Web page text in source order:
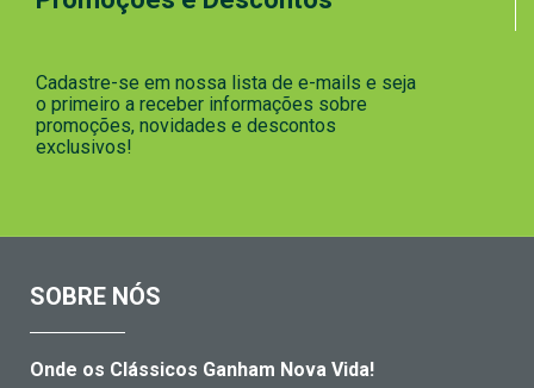
Cadastre-se em nossa lista de e-mails e seja
o primeiro a receber informações sobre
promoções, novidades e descontos
exclusivos!
SOBRE NÓS
Onde os Clássicos Ganham Nova Vida!